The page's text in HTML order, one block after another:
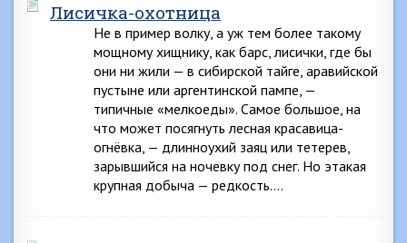
Лисичка-охотница
Не в пример волку, а уж тем более такому
мощному хищнику, как барс, лисички, где бы
они ни жили — в сибирской тайге, аравийской
пустыне или аргентинской пампе, —
типичные «мелкоеды». Самое большое, на
что может посягнуть лесная красавица-
огнёвка, — длинноухий заяц или тетерев,
зарывшийся на ночевку под снег. Но этакая
крупная добыча — редкость….